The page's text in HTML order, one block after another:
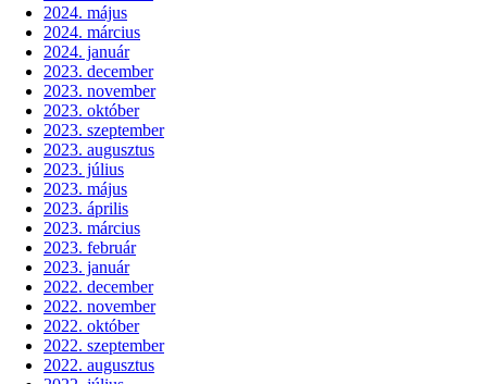
2024. május
2024. március
2024. január
2023. december
2023. november
2023. október
2023. szeptember
2023. augusztus
2023. július
2023. május
2023. április
2023. március
2023. február
2023. január
2022. december
2022. november
2022. október
2022. szeptember
2022. augusztus